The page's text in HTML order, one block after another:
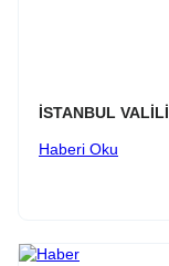
İSTANBUL
Haberi Oku